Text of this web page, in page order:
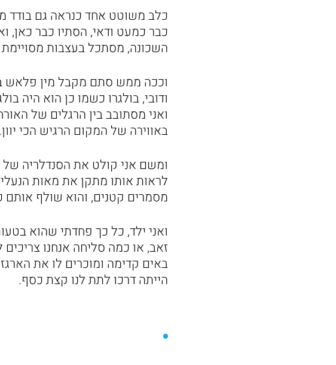
כלב משוטט אחד כנראה גם בודד
כבר כמעט ודאי, הסתיו כבר כאן,
השכונה, מסתכל בעצבות
וככה ממש סתם מקבל מין פלאש
ודובי, בולגרו כשמו כן הוא היה
ואני מסתובב בין הרגלים של
באווירה של המקום הרגיש הכי יוון.
ומשם אני קולט את הסנדלריה של
לראות אותו מתקן את מאות
מסמרים קטנים, והוא שולף אותם
ואני ילד, כל כך פחדתי שהוא
זאב, או כמה סליחה אנחנו
באים קדימה ומוכרים לו את
הייתה דרכו לתת לנו קצת כסף.